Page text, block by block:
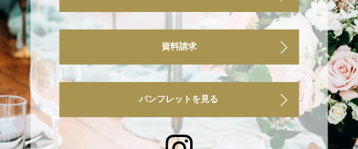
資料請求
パンフレットを見る